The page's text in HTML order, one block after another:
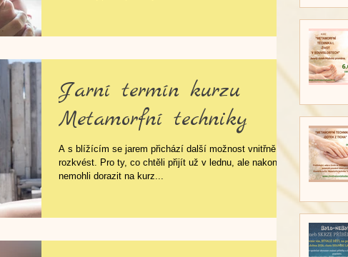
Jarní termín kurzu
Metamorfní techniky
A s blížícím se jarem přichází další možnost vnitřně
rozkvést. Pro ty, co chtěli přijít už v lednu, ale nakonec
nemohli dorazit na kurz...